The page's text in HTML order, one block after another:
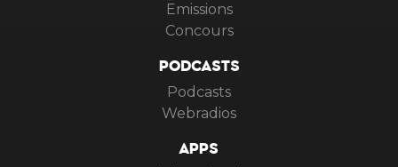
Emissions
Concours
PODCASTS
Podcasts
Webradios
APPS